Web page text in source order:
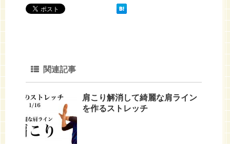
関連記事
肩こり解消して綺麗な肩ライン
を作るストレッチ